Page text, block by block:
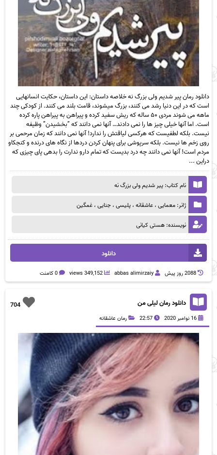
دانلود رمان پیر شدیم ولی بزرگ نه خلاصه داستان: این داستان، حکایت انسانهایی
است که در این دنیا رشد می کنند، بزرگ میشوند، قامت بلند می کنند. از کودکی چند
ماهه می شوند مردی ۵۰ ساله که ریش سفید کرده و پیراهن به پیراهن پاره کرده
است. اما آنها خیلی چیز ها را نمی دادند… آنها نمی دانند که ”بخشیدن” وظیفه
نیست. بلکه لطفیست که هرکسی لیاقتش را ندارد! آنها نمی دانند که زمان مرحمی بر
روی زخم ها نیست. بلکه سرپوشی برای پنهان کردن دردها از نگاه های درنده و کنجکاو
مردم است! آنها نمی دانند چه درد بدیست که تمام دارو ندارت را بدهی پای چیزی که
دراین ...
نام کتاب: پیر شدیم ولی بزرگ نه
ژانر: معمایی ، عاشقانه ، پلیسی ، جنایی ، غمگین
نویسنده: هستی کیانی
دانلود
2088 روز پيش abbas alimirzaiy
349,152 views 0 کامنت
704 دانلود رمان لیلی من
16 نوامبر 2020 22:57 رمان عاشقانه